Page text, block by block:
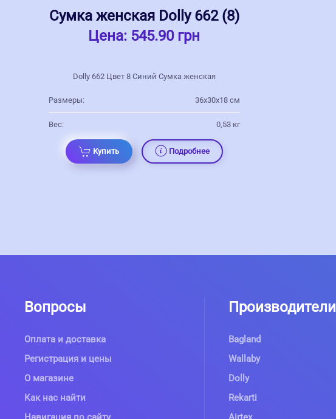
Сумка женская Dolly 662 (8)
Цена: 545.90 грн
Dolly 662 Цвет 8 Синий Сумка женская
Размеры: 36х30х18 см
Вес: 0,53 кг
Купить Подробнее
Вопросы
Оплата и доставка
Регистрация и цены
О магазине
Как нас найти
Производители
Bagland
Wallaby
Dolly
Rekarti